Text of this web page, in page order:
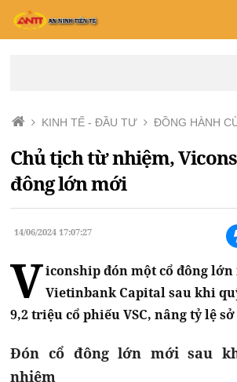
KINH TẾ - ĐẦU TƯ ĐỒNG HÀNH
Chủ tịch từ nhiệm,
đông lớn mới
14/06/2024 17:07:27
Viconship đón một cổ đông
Vietinbank Capital sau khi
9,2 triệu cổ phiếu VSC, nâng tỷ lệ
Đón cổ đông lớn mới sau
nhiệm